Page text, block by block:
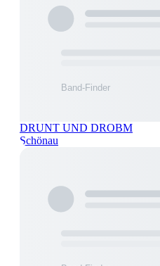
DRUNT UND DROBM
Schönau